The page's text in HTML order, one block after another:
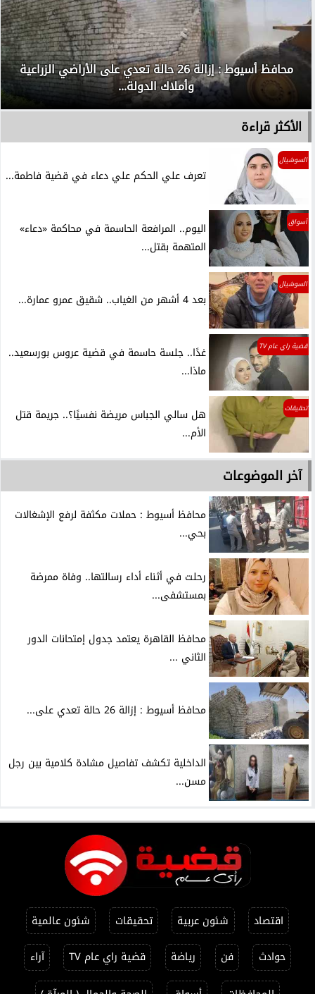
محافظ أسيوط : إزالة 26 حالة تعدي على الأراضي الزراعية
وأملاك الدولة...
الأكثر قراءة
السوشيال
تعرف علي الحكم علي دعاء في قضية فاطمة...
أسواق
اليوم.. المرافعة الحاسمة في محاكمة «دعاء»
المتهمة بقتل...
السوشيال
بعد 4 أشهر من الغياب.. شقيق عمرو عمارة...
قضية راي عام TV
غدًا.. جلسة حاسمة في قضية عروس بورسعيد..
ماذا...
تحقيقات
هل سالي الجباس مريضة نفسيًا؟.. جريمة قتل
الأم...
آخر الموضوعات
محافظ أسيوط : حملات مكثفة لرفع الإشغالات
بحي...
رحلت في أثناء أداء رسالتها.. وفاة ممرضة
بمستشفى...
محافظ القاهرة يعتمد جدول إمتحانات الدور
الثاني ...
محافظ أسيوط : إزالة 26 حالة تعدي على...
الداخلية تكشف تفاصيل مشادة كلامية بين رجل
مسن...
اقتصاد شئون عربية تحقيقات
شئون عالمية
حوادث
فن رياضة قضية راي عام TV
آراء